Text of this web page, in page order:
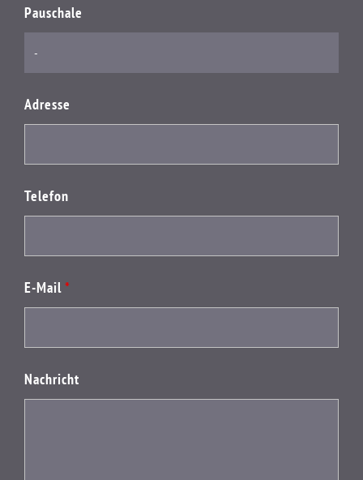
Pauschale
Adresse
Telefon
E-Mail*
Nachricht